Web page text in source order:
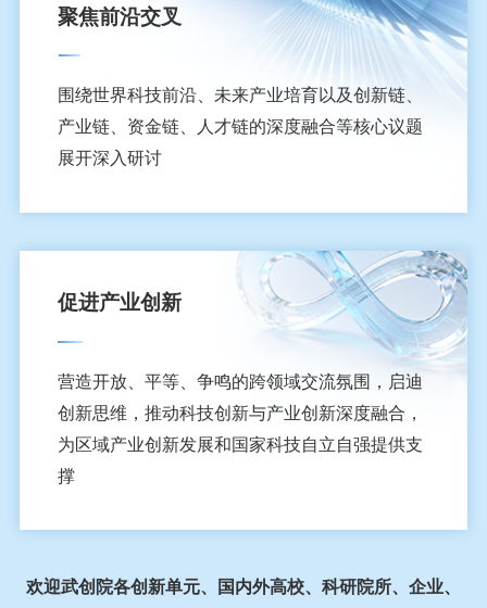
聚焦前沿交叉
围绕世界科技前沿、未来产业培育以及创新链、
产业链、资金链、人才链的深度融合等核心议题
展开深入研讨
促进产业创新
营造开放、平等、争鸣的跨领域交流氛围，启迪
创新思维，推动科技创新与产业创新深度融合，
为区域产业创新发展和国家科技自立自强提供支
撑
欢迎武创院各创新单元、国内外高校、科研院所、企业、